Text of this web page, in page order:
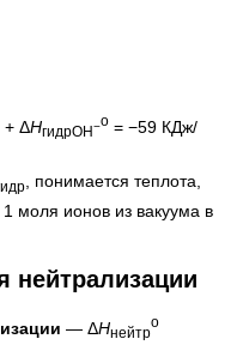
+ ΔHгидрOH−о = −59 КДж/
, понимается теплота,
моля ионов из вакуума в
нейтрализации
— ΔHнейтр
о